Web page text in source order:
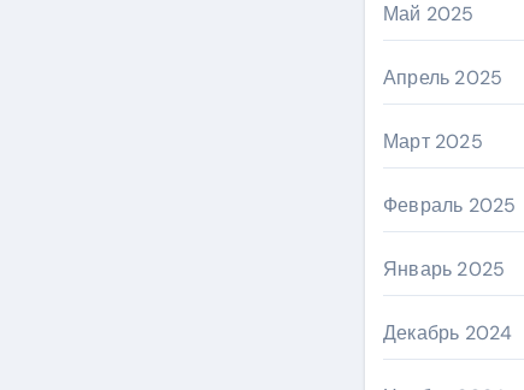
Май 2025
Апрель 2025
Март 2025
Февраль 2025
Январь 2025
Декабрь 2024